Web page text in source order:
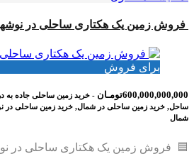
فروش زمین یک هکتاری ساحلی در
برای فروش
600,000,000,000تومـان
- خرید زمین ساحلی جاده به
ساحل, خرید زمین ساحلی در شمال, خرید زمین ساحلی در
شمال
🟦 فروش زمین یک هکتاری ساحلی در